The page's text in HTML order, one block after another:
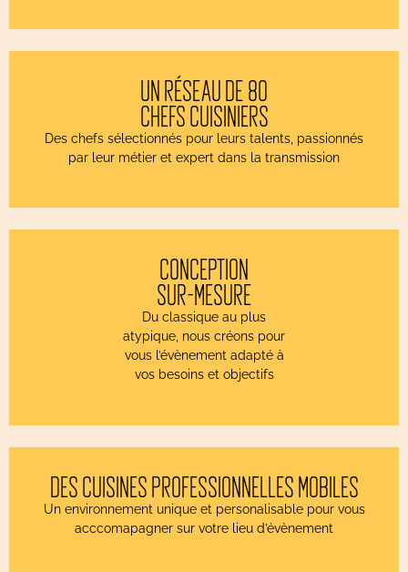
UN RÉSEAU DE 80
CHEFS CUISINIERS
Des chefs sélectionnés pour leurs talents, passionnés
par leur métier et expert dans la transmission
CONCEPTION
SUR-MESURE
Du classique au plus
atypique, nous créons pour
vous l’évènement adapté à
vos besoins et objectifs
DES CUISINES PROFESSIONNELLES MOBILES
Un environnement unique et personalisable pour vous
acccomapagner sur votre lieu d’évènement